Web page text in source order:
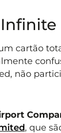
cartão
não
, que